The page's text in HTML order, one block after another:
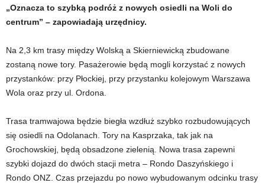
„Oznacza to szybką podróż z nowych osiedli na Woli do
centrum” – zapowiadają urzędnicy.
Na 2,3 km trasy między Wolską a Skierniewicką zbudowane
zostaną nowe tory. Pasażerowie będą mogli korzystać z nowych
przystanków: przy Płockiej, przy przystanku kolejowym Warszawa
Wola oraz przy ul. Ordona.
Trasa tramwajowa będzie biegła wzdłuż szybko rozbudowujących
się osiedli na Odolanach. Tory na Kasprzaka, tak jak na
Grochowskiej, będą obsadzone zielenią. Nowa trasa zapewni
szybki dojazd do dwóch stacji metra – Rondo Daszyńskiego i
Rondo ONZ. Czas przejazdu po nowo wybudowanym odcinku trasy